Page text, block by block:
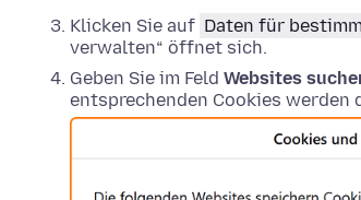
Klicken Sie auf Daten für
verwalten“ öffnet sich.
Geben Sie im Feld Websites
entsprechenden Cookies werden